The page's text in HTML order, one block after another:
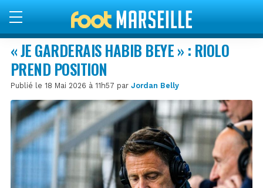
« JE GARDERAIS HABIB BEYE » : RIOLO
PREND POSITION
Publié le 18 Mai 2026 à 11h57 par Jordan Belly